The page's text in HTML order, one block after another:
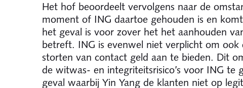
Het hof beoordeelt vervolgens naar de
moment of ING daartoe gehouden is en
het geval is voor zover het het aanhouden
betreft. ING is evenwel niet verplicht om
storten van contact geld aan te bieden. Dit
de witwas- en integriteitsrisico’s voor ING te
geval waarbij Yin Yang de klanten niet op